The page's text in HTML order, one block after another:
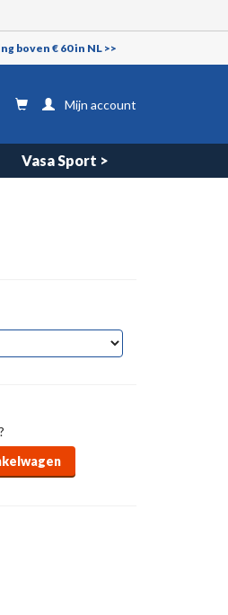
boven € 60 in NL >>
Mijn account
Vasa Sport >